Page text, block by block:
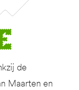
de
Maarten en